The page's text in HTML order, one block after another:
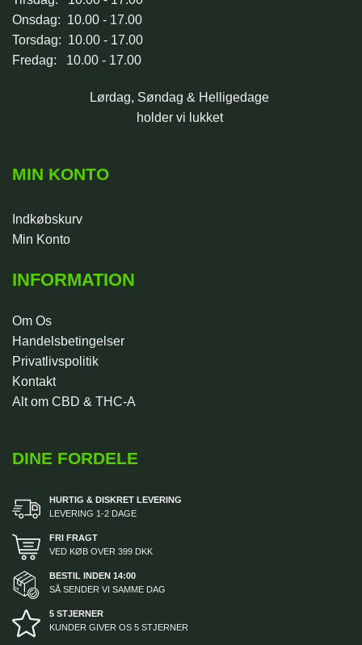
Onsdag: 10.00 - 17.00
Torsdag: 10.00 - 17.00
Fredag: 10.00 - 17.00
Lørdag, Søndag & Helligedage
holder vi lukket
MIN KONTO
Indkøbskurv
Min Konto
INFORMATION
Om Os
Handelsbetingelser
Privatlivspolitik
Kontakt
Alt om CBD & THC-A
DINE FORDELE
HURTIG & DISKRET LEVERING
LEVERING 1-2 DAGE
FRI FRAGT
VED KØB OVER 399 DKK
BESTIL INDEN 14:00
SÅ SENDER VI SAMME DAG
5 STJERNER
KUNDER GIVER OS 5 STJERNER